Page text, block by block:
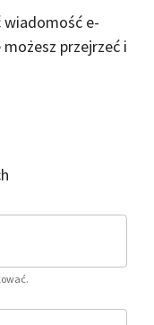
wiadomość e-
przejrzeć i